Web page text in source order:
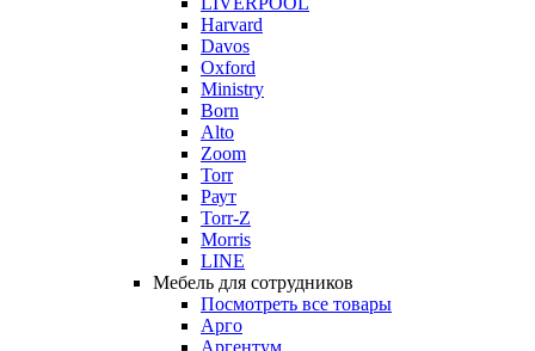
Harvard
Davos
Oxford
Ministry
Born
Alto
Zoom
Torr
Раут
Torr-Z
Morris
LINE
Мебель для сотрудников
Посмотреть все товары
Арго
Аргентум